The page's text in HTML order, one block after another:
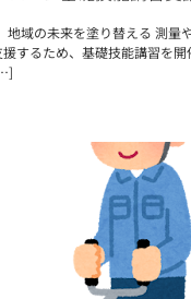
地域の未来を塗り替える 測量
するため、基礎技能講習を